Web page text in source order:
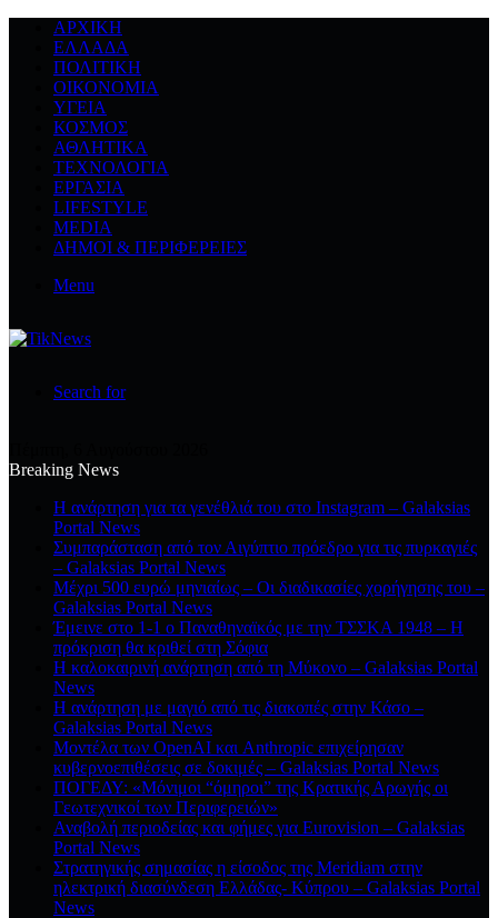
ΑΡΧΙΚΉ
ΕΛΛΆΔΑ
ΠΟΛΙΤΙΚΉ
ΟΙΚΟΝΟΜΊΑ
ΥΓΕΊΑ
ΚΌΣΜΟΣ
ΑΘΛΗΤΙΚΆ
ΤΕΧΝΟΛΟΓΙΆ
ΕΡΓΑΣΊΑ
LIFESTYLE
MEDIA
ΔΉΜΟΙ & ΠΕΡΙΦΈΡΕΙΕΣ
Menu
Search for
Breaking News
Η ανάρτηση για τα γενέθλιά του στο Instagram – Galaksias
Portal News
Συμπαράσταση από τον Αιγύπτιο πρόεδρο για τις πυρκαγιές
– Galaksias Portal News
Μέχρι 500 ευρώ μηνιαίως – Οι διαδικασίες χορήγησης του –
Galaksias Portal News
Έμεινε στο 1-1 ο Παναθηναϊκός με την ΤΣΣΚΑ 1948 – Η
πρόκριση θα κριθεί στη Σόφια
Η καλοκαιρινή ανάρτηση από τη Μύκονο – Galaksias Portal
News
Η ανάρτηση με μαγιό από τις διακοπές στην Κάσο –
Galaksias Portal News
Μοντέλα των OpenAI και Anthropic επιχείρησαν
κυβερνοεπιθέσεις σε δοκιμές – Galaksias Portal News
ΠΟΓΕΔΥ: «Μόνιμοι “όμηροι” της Κρατικής Αρωγής οι
Γεωτεχνικοί των Περιφερειών»
Αναβολή περιοδείας και φήμες για Eurovision – Galaksias
Portal News
Στρατηγικής σημασίας η είσοδος της Meridiam στην
ηλεκτρική διασύνδεση Ελλάδας- Κύπρου – Galaksias Portal
News